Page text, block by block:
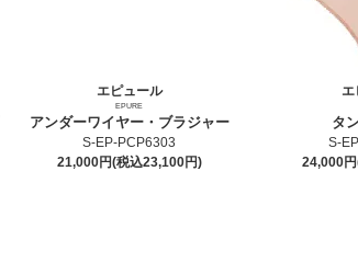
エピュール
EPURE
アンダーワイヤー・ブラジャー
S-EP-PCP6303
21,000円(税込23,100円)
エ
タ
S-
24,000